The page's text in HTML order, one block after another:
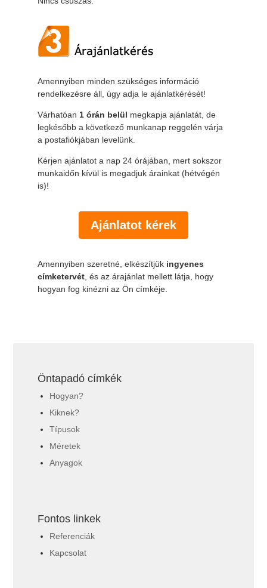
Amennyiben minden szükséges információ
rendelkezésre áll, úgy adja le ajánlatkérését!
Várhatóan 1 órán belül megkapja ajánlatát, de
legkésőbb a következő munkanap reggelén várja
a postafiókjában levelünk.
Kérjen ajánlatot a nap 24 órájában, mert sokszor
munkaidőn kívül is megadjuk árainkat (hétvégén
is)!
Ajánlatot kérek
Amennyiben szeretné, elkészítjük ingyenes
címketervét, és az árajánlat mellett látja, hogy
hogyan fog kinézni az Ön címkéje.
Öntapadó címkék
Hogyan?
Kiknek?
Típusok
Méretek
Anyagok
Fontos linkek
Referenciák
Kapcsolat